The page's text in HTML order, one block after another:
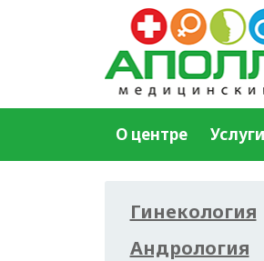
О центре
Гинекология
Андрология